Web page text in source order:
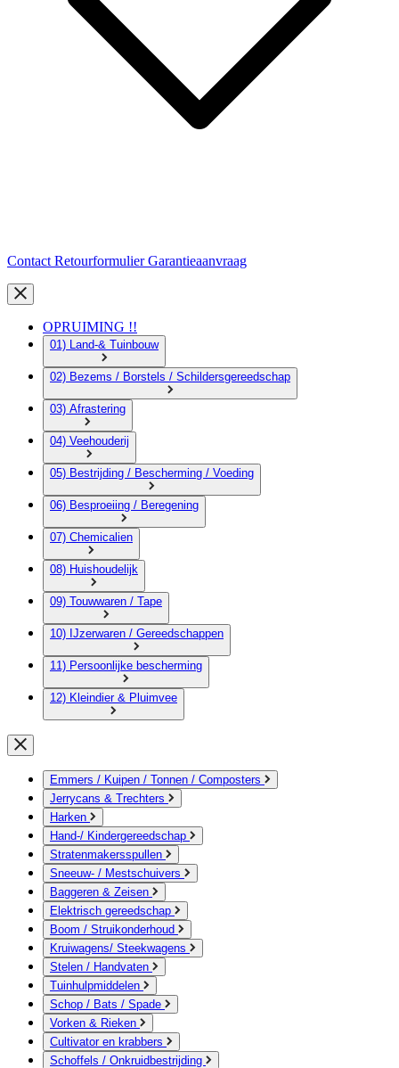
Contact RetourformulierGarantieaanvraag
OPRUIMING !!
01) Land-& Tuinbouw
02) Bezems / Borstels / Schildersgereedschap
03) Afrastering
04) Veehouderij
05) Bestrijding / Bescherming / Voeding
06) Besproeiing / Beregening
07) Chemicalien
08) Huishoudelijk
09) Touwwaren / Tape
10) IJzerwaren / Gereedschappen
11) Persoonlijke bescherming
12) Kleindier & Pluimvee
Emmers / Kuipen / Tonnen / Composters
Jerrycans & Trechters
Harken
Hand-/ Kindergereedschap
Stratenmakersspullen
Sneeuw- / Mestschuivers
Baggeren & Zeisen
Elektrisch gereedschap
Boom / Struikonderhoud
Kruiwagens/ Steekwagens
Stelen / Handvaten
Tuinhulpmiddelen
Schop / Bats / Spade
Vorken & Rieken
Cultivator en krabbers
Schoffels / Onkruidbestrijding